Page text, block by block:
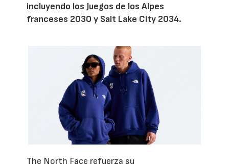
incluyendo los Juegos de los Alpes
franceses 2030 y Salt Lake City 2034.
The North Face refuerza su